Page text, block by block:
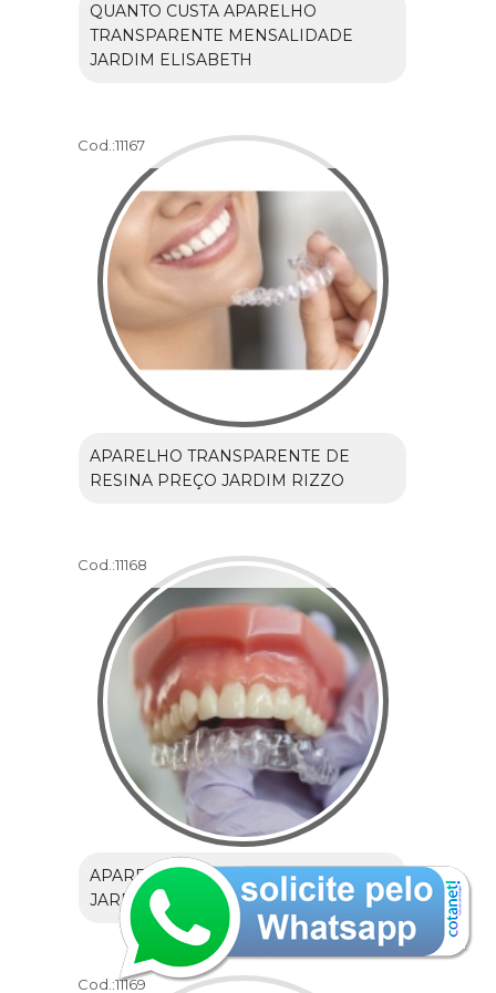
QUANTO CUSTA APARELHO
TRANSPARENTE MENSALIDADE
JARDIM ELISABETH
Cod.:11167
APARELHO TRANSPARENTE DE
RESINA PREÇO JARDIM RIZZO
Cod.:11168
APARELHO TRANSPARENTE DENTAL
JARDIM TEREZA ROSA
Cod.:11169